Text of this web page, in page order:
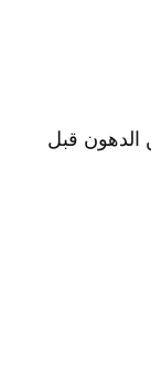
الدهون قبل